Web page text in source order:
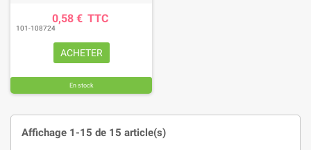
0,58 € TTC
101-108724
ACHETER
En stock
Affichage 1-15 de 15 article(s)